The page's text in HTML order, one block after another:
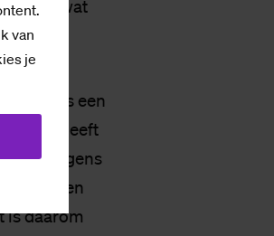
van
je
wat
tijdens een
heeft
Volgens
waren
is daarom